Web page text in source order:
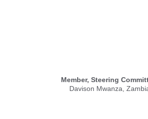
Member, Steering
Davison Mwanza,